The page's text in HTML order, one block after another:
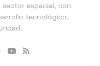
espacial, con
tecnológico,